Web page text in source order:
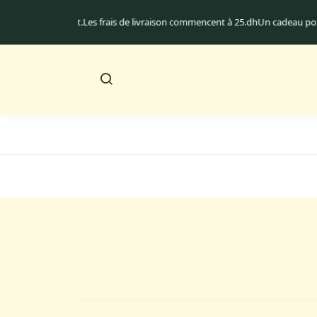
Maroc uniquement.Les frais de livraison commencent à 25.dhUn cadeau